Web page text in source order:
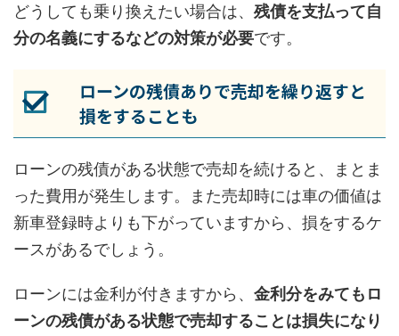
どうしても乗り換えたい場合は、 残債を支払って自
分の名義にするなどの対策が必要です。
ローンの残債ありで売却を繰り返すと
損をすることも
ローンの残債がある状態で売却を続けると、まとま
った費用が発生します。また売却時には車の価値は
新車登録時よりも下がっていますから、損をするケ
ースがあるでしょう。
ローンには金利が付きますから、 金利分をみてもロ
ーンの残債がある状態で売却することは損失になり